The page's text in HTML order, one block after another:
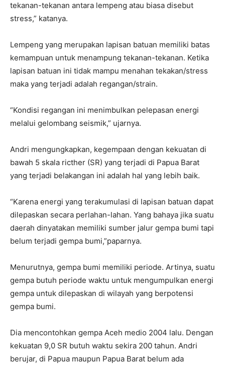
tekanan-tekanan antara lempeng atau biasa disebut
stress,” katanya.
Lempeng yang merupakan lapisan batuan memiliki batas
kemampuan untuk menampung tekanan-tekanan. Ketika
lapisan batuan ini tidak mampu menahan tekakan/stress
maka yang terjadi adalah regangan/strain.
“Kondisi regangan ini menimbulkan pelepasan energi
melalui gelombang seismik,” ujarnya.
Andri mengungkapkan, kegempaan dengan kekuatan di
bawah 5 skala ricther (SR) yang terjadi di Papua Barat
yang terjadi belakangan ini adalah hal yang lebih baik.
“Karena energi yang terakumulasi di lapisan batuan dapat
dilepaskan secara perlahan-lahan. Yang bahaya jika suatu
daerah dinyatakan memiliki sumber jalur gempa bumi tapi
belum terjadi gempa bumi,”paparnya.
Menurutnya, gempa bumi memiliki periode. Artinya, suatu
gempa butuh periode waktu untuk mengumpulkan energi
gempa untuk dilepaskan di wilayah yang berpotensi
gempa bumi.
Dia mencontohkan gempa Aceh medio 2004 lalu. Dengan
kekuatan 9,0 SR butuh waktu sekira 200 tahun. Andri
berujar, di Papua maupun Papua Barat belum ada